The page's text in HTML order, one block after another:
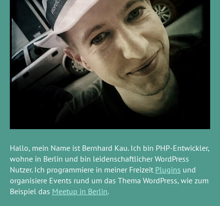
Hallo, mein Name ist Bernhard Kau. Ich bin PHP-Entwickler,
wohne in Berlin und bin leidenschaftlicher WordPress
Nutzer. Ich programmiere in meiner Freizeit Plugins und
organisiere Events rund um das Thema WordPress, wie zum
Beispiel das Meetup in Berlin.